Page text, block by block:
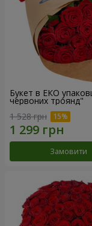
Букет в ЕКО
червоних троянд"
1 528 грн
Замовити